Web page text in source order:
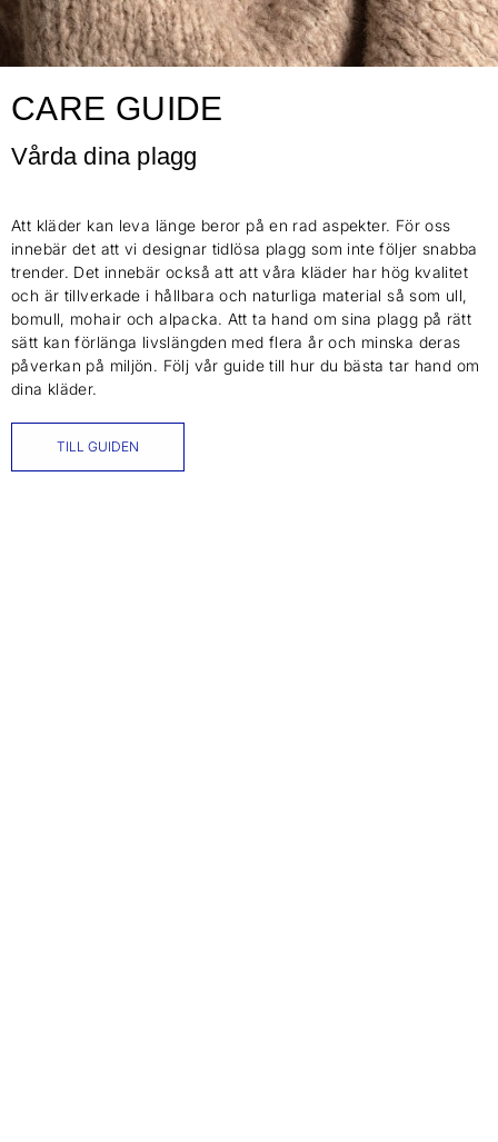
CARE GUIDE
Vårda dina plagg
Att kläder kan leva länge beror på en rad aspekter. För oss
innebär det att vi designar tidlösa plagg som inte följer snabba
trender. Det innebär också att att våra kläder har hög kvalitet
och är tillverkade i hållbara och naturliga material så som ull,
bomull, mohair och alpacka. Att ta hand om sina plagg på rätt
sätt kan förlänga livslängden med flera år och minska deras
påverkan på miljön. Följ vår guide till hur du bästa tar hand om
dina kläder.
TILL GUIDEN